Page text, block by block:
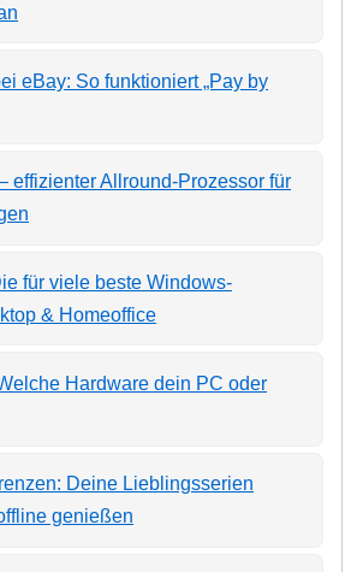
eBay: So funktioniert „Pay by
effizienter Allround-Prozessor für
für viele beste Windows-
& Homeoffice
Hardware dein PC oder
Deine Lieblingsserien
genießen